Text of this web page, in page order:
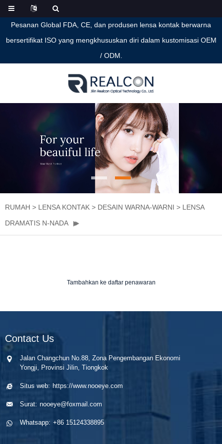
Pesanan Global FDA, CE, dan produsen lensa kontak berwarna
bersertifikat ISO yang mengkhususkan diri dalam kustomisasi OEM
/ ODM.
RUMAH > LENSA KONTAK > DESAIN WARNA-WARNI > LENSA
DRAMATIS N-NADA
Tambahkan ke daftar penawaran
Contact Us
Jalan Changchun No.88, Zona Pengembangan Ekonomi
Yongji, Provinsi Jilin, Tiongkok
Situs web: https://www.nooeye.com
Surat: nooeye@foxmail.com
Whatsapp: +86 15124338895